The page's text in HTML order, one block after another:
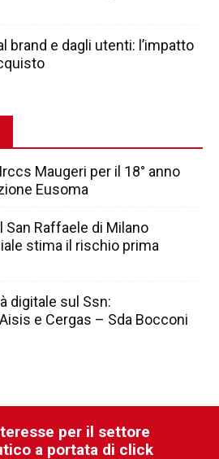
brand e dagli utenti: l’impatto
Maugeri per il 18° anno
Eusoma
San Raffaele di Milano
stima il rischio prima
digitale sul Ssn:
e Cergas – Sda Bocconi
per il settore
a portata di click